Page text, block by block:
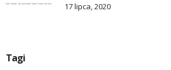
17 lipca, 2020
Tagi